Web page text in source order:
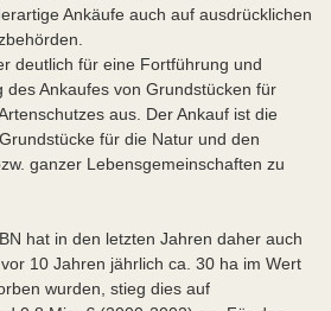
Ankäufe auch auf ausdrücklichen
deutlich für eine Fortführung und
des Ankaufes von Grundstücken für
aus. Der Ankauf ist die
für die Natur und den
ganzer Lebensgemeinschaften zu
hat in den letzten Jahren daher auch
10 Jahren jährlich ca. 30 ha im Wert
wurden, stieg dies auf